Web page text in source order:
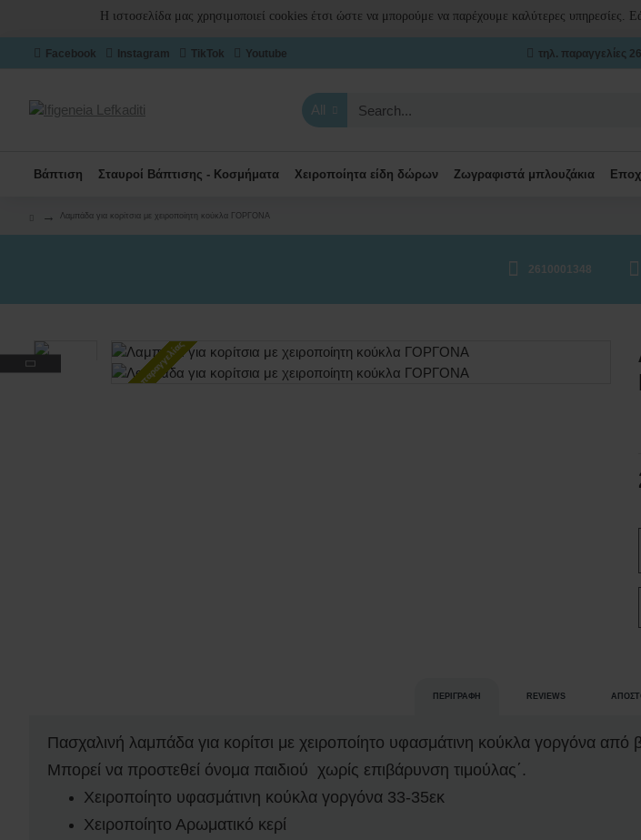
Η ιστοσελίδα μας χρησιμοποιεί cookies έτσι ώστε να μπορούμε να παρέχουμε καλύτερες υπηρεσίες.
Facebook Instagram TikTok Youtube τηλ. παραγγελίες
All
Βάπτιση Σταυροί Βάπτισης - Κοσμήματα Χειροποίητα είδη δώρων Ζωγραφιστά μπλουζάκια
Λαμπάδα για κορίτσια με χειροποίητη κούκλα ΓΟΡΓΟΝΑ
2610001348
Κατόπιν παραγγελίας
ΠΕΡΙΓΡΑΦΉ REVIEWS
Πασχαλινή λαμπάδα για κορίτσι με χειροποίητo υφασμάτινη κούκλα γοργόνα από
Μπορεί να προστεθεί όνομα παιδιού χωρίς επιβάρυνση τιμούλας΄.
Χειροποίητο υφασμάτινη κούκλα γοργόνα 33-35εκ
Χειροποίητο Αρωματικό κερί